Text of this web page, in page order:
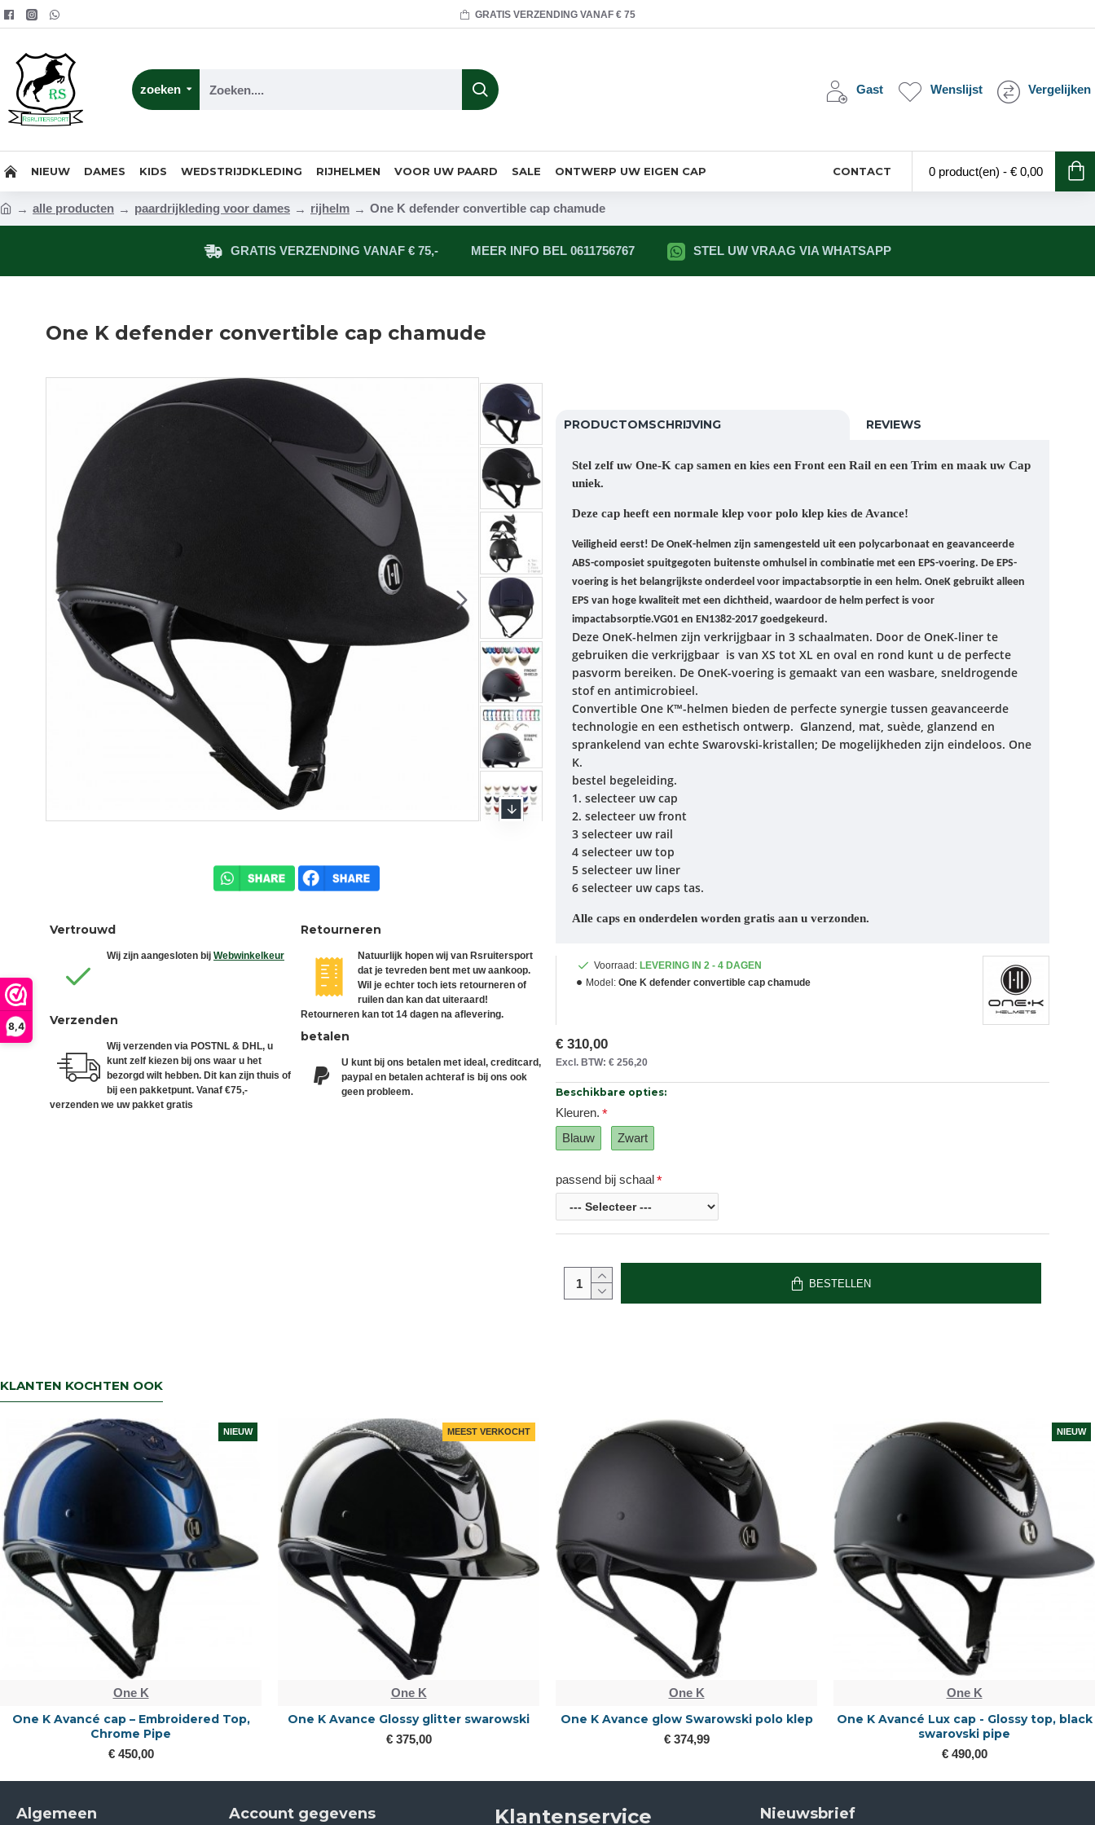
8,4
GRATIS VERZENDING VANAF € 75
zoeken Gast Wenslijst Vergelijken
NIEUW DAMES KIDS WEDSTRIJDKLEDING RIJHELMEN VOOR UW PAARD SALE ONTWERP UW EIGEN CAP CONTACT 0 product(en) - € 0,00
alle producten paardrijkleding voor dames rijhelm One K defender convertible cap chamude
GRATIS VERZENDING VANAF € 75,- MEER INFO BEL 0611756767 STEL UW VRAAG VIA WHATSAPP
One K defender convertible cap chamude
Vertrouwd
Wij zijn aangesloten bij Webwinkelkeur
Verzenden
Wij verzenden via POSTNL & DHL, u
kunt zelf kiezen bij ons waar u het
bezorgd wilt hebben. Dit kan zijn thuis of
bij een pakketpunt. Vanaf €75,-
verzenden we uw pakket gratis
Retourneren
Natuurlijk hopen wij van Rsruitersport
dat je tevreden bent met uw aankoop.
Wil je echter toch iets retourneren of
ruilen dan kan dat uiteraard!
Retourneren kan tot 14 dagen na aflevering.
betalen
U kunt bij ons betalen met ideal, creditcard,
paypal en betalen achteraf is bij ons ook
geen probleem.
PRODUCTOMSCHRIJVING REVIEWS
Stel zelf uw One-K cap samen en kies een Front een Rail en een Trim en maak uw Cap
uniek.
Deze cap heeft een normale klep voor polo klep kies de Avance!
Veiligheid eerst! De OneK-helmen zijn samengesteld uit een polycarbonaat en geavanceerde
ABS-composiet spuitgegoten buitenste omhulsel in combinatie met een EPS-voering. De EPS-
voering is het belangrijkste onderdeel voor impactabsorptie in een helm. OneK gebruikt alleen
EPS van hoge kwaliteit met een dichtheid, waardoor de helm perfect is voor
impactabsorptie.VG01 en EN1382-2017 goedgekeurd.
Deze OneK-helmen zijn verkrijgbaar in 3 schaalmaten. Door de OneK-liner te
gebruiken die verkrijgbaar is van XS tot XL en oval en rond kunt u de perfecte
pasvorm bereiken. De OneK-voering is gemaakt van een wasbare, sneldrogende
stof en antimicrobieel.
Convertible One K™-helmen bieden de perfecte synergie tussen geavanceerde
technologie en een esthetisch ontwerp. Glanzend, mat, suède, glanzend en
sprankelend van echte Swarovski-kristallen; De mogelijkheden zijn eindeloos. One
K.
bestel begeleiding.
1. selecteer uw cap
2. selecteer uw front
3 selecteer uw rail
4 selecteer uw top
5 selecteer uw liner
6 selecteer uw caps tas.
Alle caps en onderdelen worden gratis aan u verzonden.
Voorraad: LEVERING IN 2 - 4 DAGEN
Model: One K defender convertible cap chamude
€ 310,00
Excl. BTW: € 256,20
Beschikbare opties:
Kleuren.
Blauw
Zwart
passend bij schaal
BESTELLEN
KLANTEN KOCHTEN OOK
NIEUW
One K
One K Avancé cap – Embroidered Top,
Chrome Pipe
€ 450,00
MEEST VERKOCHT
One K
One K Avance Glossy glitter swarowski
€ 375,00
One K
One K Avance glow Swarowski polo klep
€ 374,99
NIEUW
One K
One K Avancé Lux cap - Glossy top, black
swarovski pipe
€ 490,00
Algemeen Account gegevens Klantenservice Nieuwsbrief